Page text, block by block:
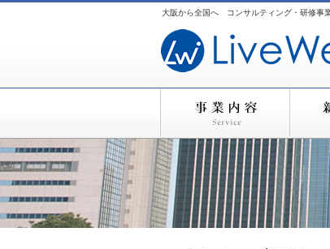
大阪から全国へ コンサルティング・研修事